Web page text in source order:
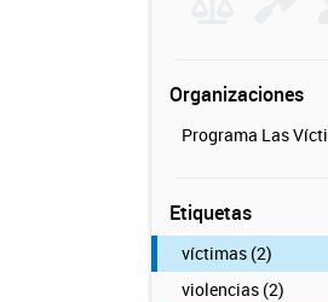
Organizaciones
Programa Las
Etiquetas
víctimas (2)
violencias (2)